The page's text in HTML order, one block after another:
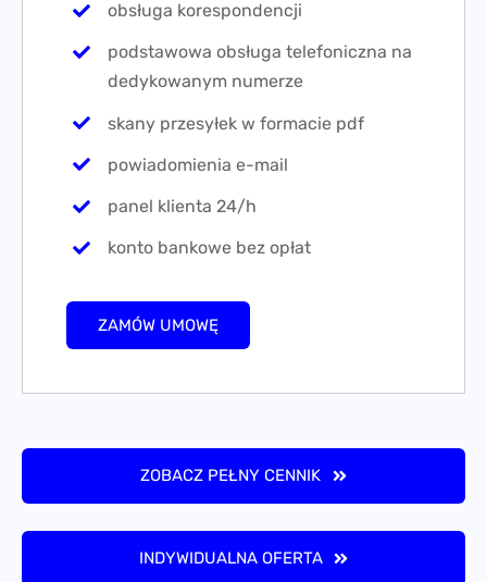
obsługa korespondencji
podstawowa obsługa telefoniczna na
dedykowanym numerze
skany przesyłek w formacie pdf
powiadomienia e-mail
panel klienta 24/h
konto bankowe bez opłat
ZAMÓW UMOWĘ
ZOBACZ PEŁNY CENNIK
INDYWIDUALNA OFERTA